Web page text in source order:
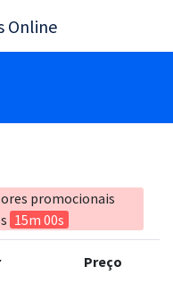
promocionais
15m 00s
Preço